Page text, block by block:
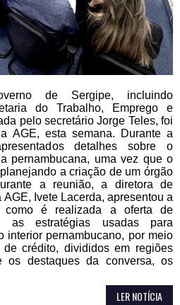
de Sergipe, incluindo
do Trabalho, Emprego e
pelo secretário Jorge Teles, foi
AGE, esta semana. Durante a
detalhes sobre o
pernambucana, uma vez que o
a criação de um órgão
a reunião, a diretora de
Ivete Lacerda, apresentou a
como é realizada a oferta de
as estratégias usadas para
interior pernambucano, por meio
crédito, divididos em regiões
os destaques da conversa, os
LER NOTÍCIA